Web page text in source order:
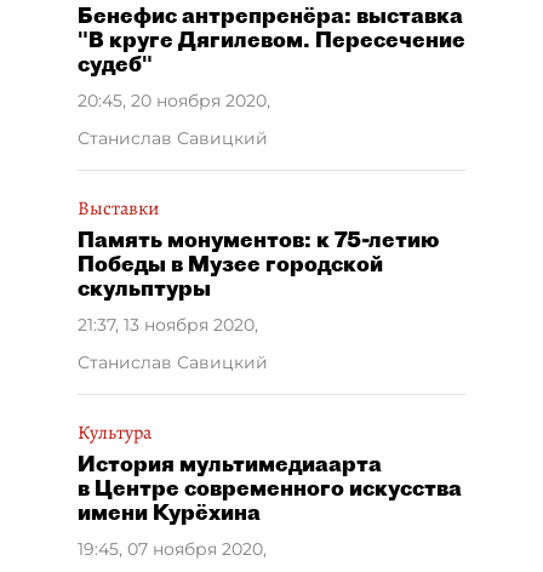
Бенефис антрепренёра: выставка
"В круге Дягилевом. Пересечение
судеб"
20:45, 20 ноября 2020,
Станислав Савицкий
Выставки
Память монументов: к 75-летию
Победы в Музее городской
скульптуры
21:37, 13 ноября 2020,
Станислав Савицкий
Культура
История мультимедиаарта
в Центре современного искусства
имени Курёхина
19:45, 07 ноября 2020,